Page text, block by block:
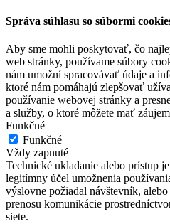
Správa súhlasu so súbormi
Aby sme mohli poskytovať, čo
web stránky, používame súbory
nám umožní spracovávať údaje a
ktoré nám pomáhajú zlepšovať
používanie webovej stránky a
a služby, o ktoré môžete mať
Funkčné
Funkčné
Vždy zapnuté
Technické ukladanie alebo prístup
legitímny účel umožnenia
výslovne požiadal návštevník,
prenosu komunikácie
siete.